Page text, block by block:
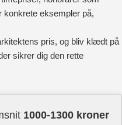
konkrete eksempler på,
pris, og bliv klædt på
sikrer dig den rette
1000-1300 kroner